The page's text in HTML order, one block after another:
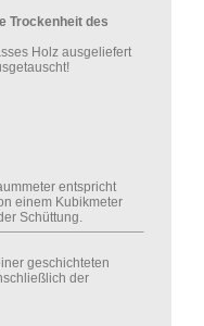
Trockenheit des
Holz ausgeliefert
entspricht
einem Kubikmeter
Schüttung.
geschichteten
der